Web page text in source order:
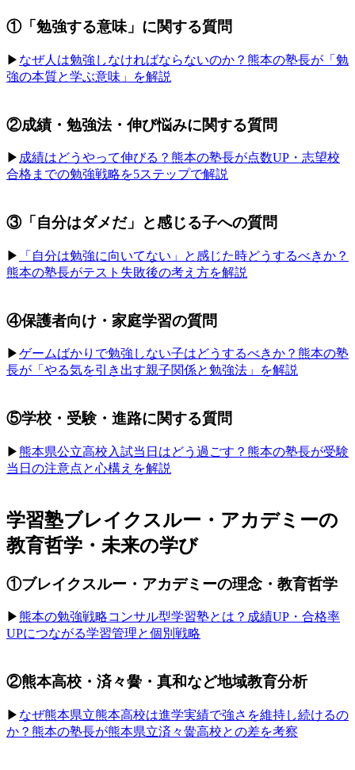
①「勉強する意味」に関する質問
▶︎ なぜ人は勉強しなければならないのか？熊本の塾長が「勉
強の本質と学ぶ意味」を解説
②成績・勉強法・伸び悩みに関する質問
▶︎ 成績はどうやって伸びる？熊本の塾長が点数UP・志望校
合格までの勉強戦略を5ステップで解説
③「自分はダメだ」と感じる子への質問
▶︎
「自分は勉強に向いてない」と感じた時どうするべきか？
熊本の塾長がテスト失敗後の考え方を解説
④保護者向け・家庭学習の質問
▶︎ゲームばかりで勉強しない子はどうするべきか？熊本の塾
長が「やる気を引き出す親子関係と勉強法」を解説
⑤学校・受験・進路に関する質問
▶︎熊本県公立高校入試当日はどう過ごす？熊本の塾長が受験
当日の注意点と心構えを解説
学習塾ブレイクスルー・アカデミーの
教育哲学・未来の学び
①ブレイクスルー・アカデミーの理念・教育哲学
▶︎熊本の勉強戦略コンサル型学習塾とは？成績UP・合格率
UPにつながる学習管理と個別戦略
②熊本高校・済々黌・真和など地域教育分析
▶︎ なぜ熊本県立熊本高校は進学実績で強さを維持し続けるの
か？熊本の塾長が熊本県立済々黌高校との差を考察